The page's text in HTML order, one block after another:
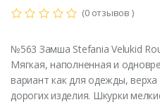
(0 отзывов )
№563 Замша Stefania Velukid
Мягкая, наполненная и
вариант как для одежды,
дорогих изделия. Шкурки